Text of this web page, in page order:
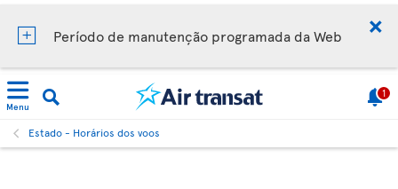
Período de manutenção programada da Web
Menu
1
Estado - Horários dos voos